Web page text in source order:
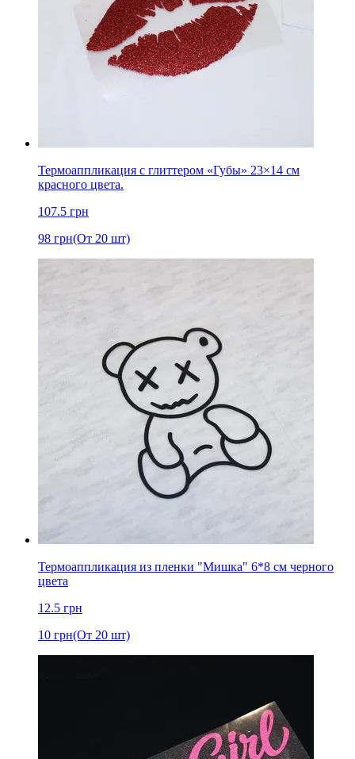
Термоаппликация с глиттером «Губы» 23×14 см
красного цвета.
107.5 грн
98 грн(От 20 шт)
Термоаппликация из пленки "Мишка" 6*8 cм черного
цвета
12.5 грн
10 грн(От 20 шт)